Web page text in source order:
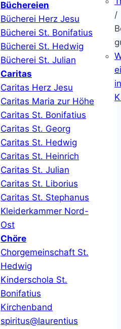
Büchereien
Bücherei Herz Jesu
Bücherei St. Bonifatius
Bücherei St. Hedwig
Bücherei St. Julian
Caritas
Caritas Herz Jesu
Caritas Maria zur Höhe
Caritas St. Bonifatius
Caritas St. Georg
Caritas St. Hedwig
Caritas St. Heinrich
Caritas St. Julian
Caritas St. Liborius
Caritas St. Stephanus
Kleiderkammer Nord-
Ost
Chöre
Chorgemeinschaft St.
Hedwig
Kinderschola St.
Bonifatius
Kirchenband
spiritus@laurentius
/